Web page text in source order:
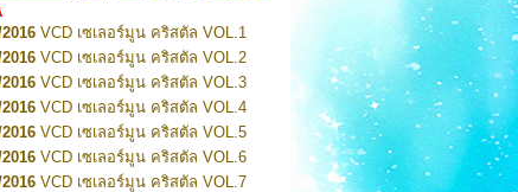
Pretty Guardian Sailor Moon Eternal
Pretty Guardian Sailor Moon Eternal
Pretty Guardian Sailor Moon Eternal
Pretty Guardian Sailor Moon Eternal
Pretty Guardian Sailor Moon Eternal
Pretty Guardian Sailor Moon Eternal
VCD เซเลอร์มูน คริสตัล VOL.1
VCD เซเลอร์มูน คริสตัล VOL.2
VCD เซเลอร์มูน คริสตัล VOL.3
VCD เซเลอร์มูน คริสตัล VOL.4
VCD เซเลอร์มูน คริสตัล VOL.5
VCD เซเลอร์มูน คริสตัล VOL.6
VCD เซเลอร์มูน คริสตัล VOL.7